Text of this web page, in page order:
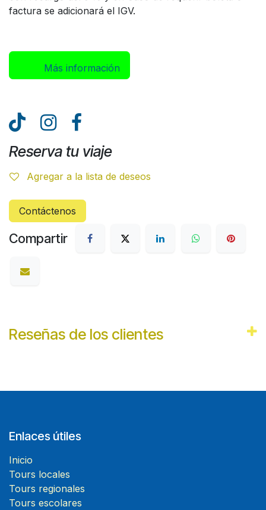
factura se adicionará el IGV.
Más inform​​​​ación
Reserva tu viaje
Agregar a la lista de deseos
Contáctenos
Compartir
Reseñas de los clientes
Enlaces útiles
Inicio
Tours locales
Tours regionales
Tours escolares